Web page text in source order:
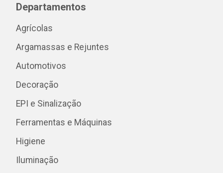
Departamentos
Agrícolas
Argamassas e Rejuntes
Automotivos
Decoração
EPI e Sinalização
Ferramentas e Máquinas
Higiene
Iluminação